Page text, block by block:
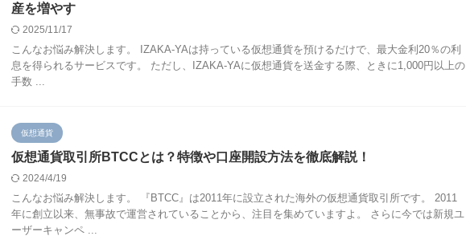
産を増やす
2025/11/17
こんなお悩み解決します。 IZAKA-YAは持っている仮想通貨を預けるだけで、最大金利20％の利
息を得られるサービスです。 ただし、IZAKA-YAに仮想通貨を送金する際、ときに1,000円以上の
手数 ...
仮想通貨
仮想通貨取引所BTCCとは？特徴や口座開設方法を徹底解説！
2024/4/19
こんなお悩み解決します。 『BTCC』は2011年に設立された海外の仮想通貨取引所です。 2011
年に創立以来、無事故で運営されていることから、注目を集めていますよ。 さらに今では新規ユ
ーザーキャンペ ...